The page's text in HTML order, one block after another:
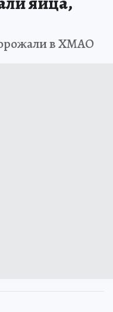
в ХМАО